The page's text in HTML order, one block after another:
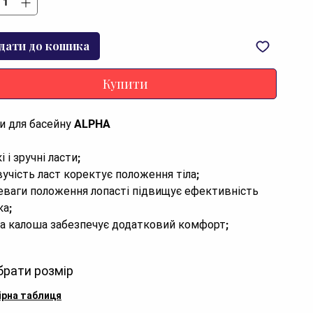
до кошика
Купити
для басейну ALPHA
канали на лопасті надають стійкість
розмір
таблиця